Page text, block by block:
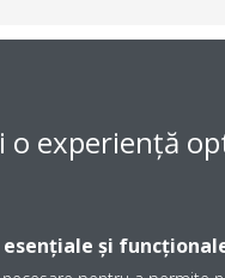
in această
o experiență
și